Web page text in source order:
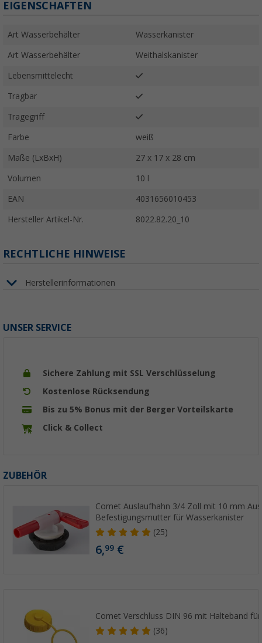
EIGENSCHAFTEN
Art Wasserbehälter Wasserkanister
Art Wasserbehälter Weithalskanister
Lebensmittelecht
Tragbar
Tragegriff
Farbe weiß
Maße (LxBxH) 27 x 17 x 28 cm
Volumen 10 l
EAN 4031656010453
Hersteller Artikel-Nr. 8022.82.20_10
RECHTLICHE HINWEISE
Herstellerinformationen
UNSER SERVICE
Sichere Zahlung mit SSL Verschlüsselung
Kostenlose Rücksendung
Bis zu 5% Bonus mit der Berger Vorteilskarte
Click & Collect
ZUBEHÖR
Comet Auslaufhahn 3/4 Zoll mit 10 mm
Befestigungsmutter für Wasserkanister
(25)
6,99 €
Comet Verschluss DIN 96 mit Halteband
(36)